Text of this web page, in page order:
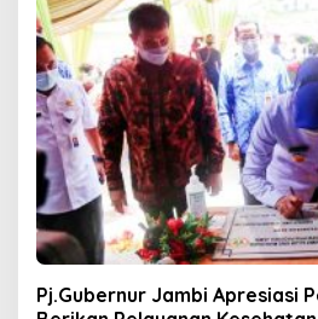
Pj.Gubernur Jambi Apresiasi